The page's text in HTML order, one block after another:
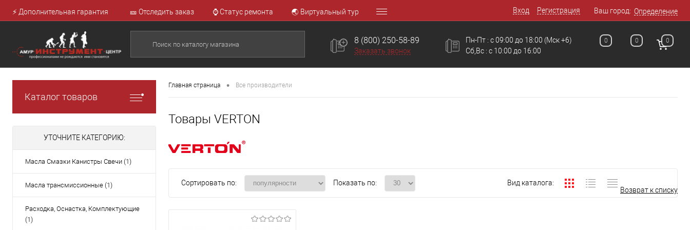
⚡ Дополнительная гарантия 🎫 Отследить заказ ⌚ Статус ремонта 🌏 Виртуальный тур Вход Регистрация Ваш город: Определение
8 (800) 250-58-89
Заказать звонок
Пн-Пт : с 09:00 до 18:00
Сб,Вс : c 10:00 до 16:00
(Мск +6) 0 0 0
Каталог товаров
УТОЧНИТЕ КАТЕГОРИЮ:
Масла Смазки Канистры Свечи (1)
Масла трансмиссионные (1)
Расходка, Оснастка, Комплектующие
(1)
Главная страница • Все производители
Товары VERTON
Возврат к списку
Сортировать по: Показать по: Вид каталога: